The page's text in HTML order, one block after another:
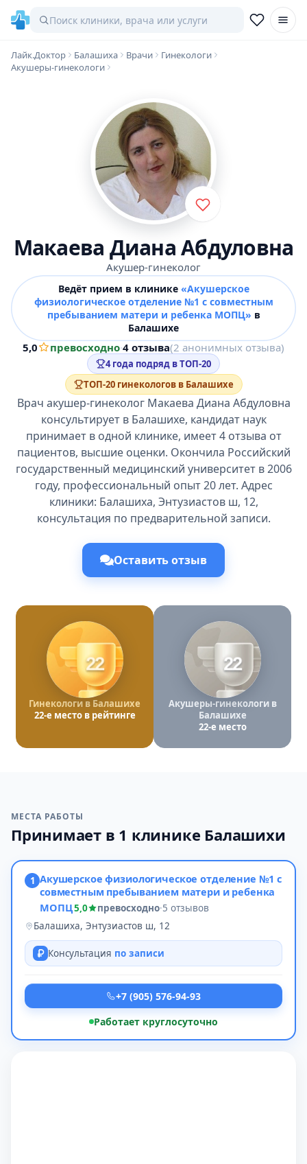
Лайк.Доктор Балашиха Врачи
Гинекологи
Акушеры-гинекологи
Макаева Диана Абдуловна
Акушер-гинеколог
Ведёт прием в клинике «Акушерское
физиологическое отделение №1 с совместным
пребыванием матери и ребенка МОПЦ» в
Балашихе
5,0 превосходно·4 отзыва(2 анонимных отзыва)
4 года подряд в ТОП-20
ТОП-20 гинекологов в Балашихе
Врач акушер-гинеколог Макаева Диана Абдуловна
консультирует в Балашихе, кандидат наук
принимает в одной клинике, имеет 4 отзыва от
пациентов, высшие оценки. Окончила Российский
государственный медицинский университет в 2006
году, профессиональный опыт 20 лет. Адрес
клиники: Балашиха, Энтузиастов ш, 12,
консультация по предварительной записи.
Оставить отзыв
22
Гинекологи в Балашихе
22-е место в рейтинге
22
Акушеры-гинекологи в
Балашихе
22-е место
МЕСТА РАБОТЫ
Принимает в 1 клинике Балашихи
1 Акушерское физиологическое отделение №1 с
совместным пребыванием матери и ребенка
МОПЦ5,0 превосходно·5 отзывов
Балашиха, Энтузиастов ш, 12
Консультация по записи
+7 (905) 576-94-93
Работает круглосуточно